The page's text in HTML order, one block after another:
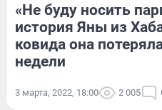
«Не буду носить
история Яны из
ковида она
недели
3 марта, 2022, 18:00 2 005